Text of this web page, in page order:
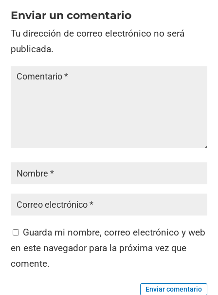
Enviar un comentario
Tu dirección de correo electrónico no será
publicada.
Guarda mi nombre, correo electrónico y web
en este navegador para la próxima vez que
comente.
Enviar comentario